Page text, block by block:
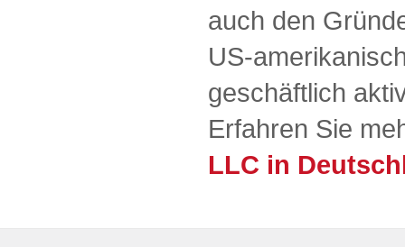
auch den
US-
geschäftlich
Erfahren Sie
LLC in